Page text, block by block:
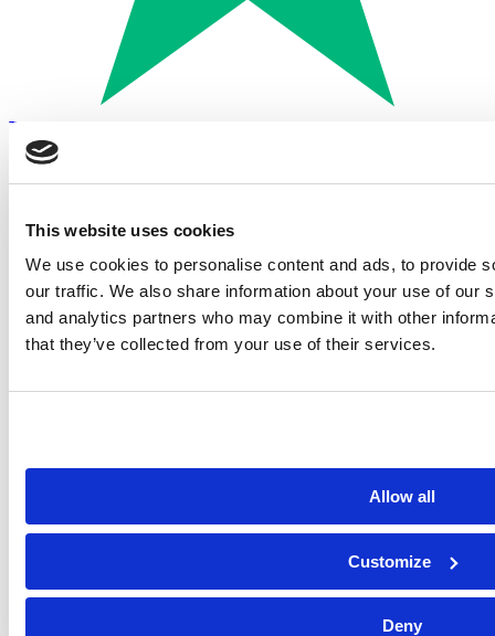
This website uses cookies
We use cookies to personalise content and ads, to provide
our traffic. We also share information about your use of our
and analytics partners who may combine it with other
that they’ve collected from your use of their services.
Allow all
Customize
Deny
Trustpilot
Betalen met: